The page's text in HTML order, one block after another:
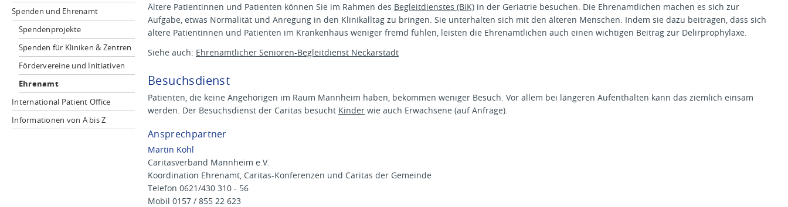
Spenden und Ehrenamt
Spendenprojekte
Spenden für Kliniken & Zentren
Fördervereine und Initiativen
Ehrenamt
International Patient Office
Informationen von A bis Z
Ältere Patientinnen und Patienten können Sie im Rahmen des Begleitdienstes (BiK) in der Geriatrie besuchen. Die Ehrenamtlichen machen es sich zur
Aufgabe, etwas Normalität und Anregung in den Klinikalltag zu bringen. Sie unterhalten sich mit den älteren Menschen. Indem sie dazu beitragen, dass sich
ältere Patientinnen und Patienten im Krankenhaus weniger fremd fühlen, leisten die Ehrenamtlichen auch einen wichtigen Beitrag zur Delirprophylaxe.
Siehe auch: Ehrenamtlicher Senioren-Begleitdienst Neckarstadt
Besuchsdienst
Patienten, die keine Angehörigen im Raum Mannheim haben, bekommen weniger Besuch. Vor allem bei längeren Aufenthalten kann das ziemlich einsam
werden. Der Besuchsdienst der Caritas besucht Kinder wie auch Erwachsene (auf Anfrage).
Ansprechpartner
Martin Kohl
Caritasverband Mannheim e.V.
Koordination Ehrenamt, Caritas-Konferenzen und Caritas der Gemeinde
Telefon 0621/430 310 - 56
Mobil 0157 / 855 22 623